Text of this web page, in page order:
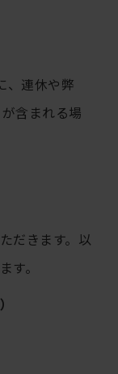
、連休や弊
含まれる場
だきます。以
す。